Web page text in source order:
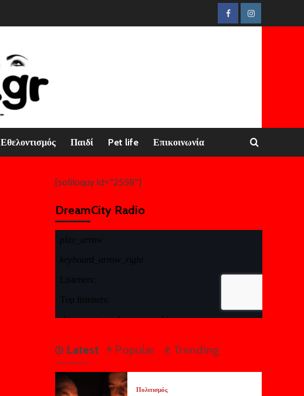
FacebookInstagram
Εθελοντισμός Παιδί Pet life Επικοινωνία
[soliloquy id="2558"]
DreamCity Radio
Latest Popular Trending
Πολιτισμός